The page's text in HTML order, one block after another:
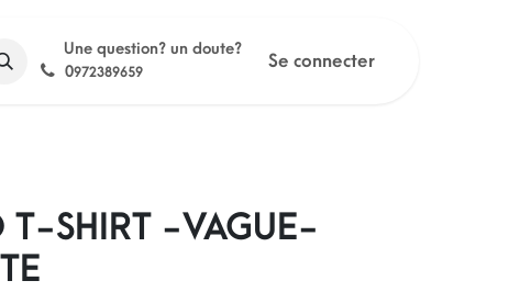
Une question? un doute?
0972389659
Se connecter
T-SHIRT -VAGUE-